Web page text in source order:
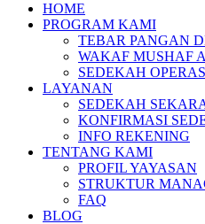
HOME
PROGRAM KAMI
TEBAR PANGAN
WAKAF MUSHAF
SEDEKAH
LAYANAN
SEDEKAH
KONFIRMASI
INFO REKENING
TENTANG KAMI
PROFIL YAYASAN
STRUKTUR
FAQ
BLOG